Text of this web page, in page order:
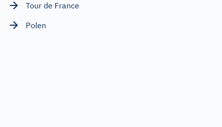
Tour de France
Polen